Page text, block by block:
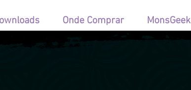
Onde Comprar MonsGeek